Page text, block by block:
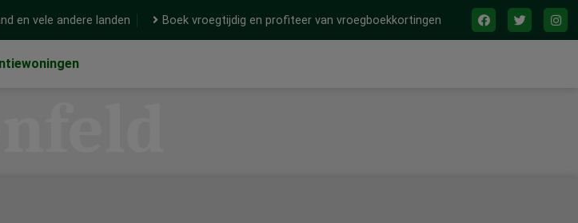
en vele andere landen Boek vroegtijdig en profiteer van vroegboekkortingen